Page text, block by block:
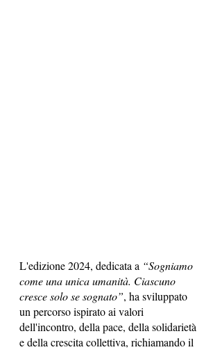
L'edizione 2024, dedicata a “Sogniamo
come una unica umanità. Ciascuno
cresce solo se sognato”, ha sviluppato
un percorso ispirato ai valori
dell'incontro, della pace, della solidarietà
e della crescita collettiva, richiamando il